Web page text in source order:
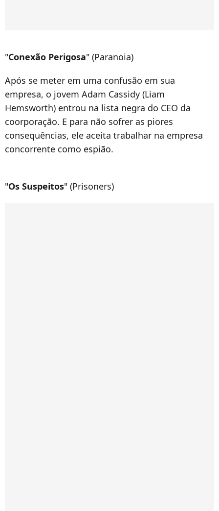
"Conexão Perigosa" (Paranoia)
Após se meter em uma confusão em sua
empresa, o jovem Adam Cassidy (Liam
Hemsworth) entrou na lista negra do CEO da
coorporação. E para não sofrer as piores
consequências, ele aceita trabalhar na empresa
concorrente como espião.
"Os Suspeitos" (Prisoners)